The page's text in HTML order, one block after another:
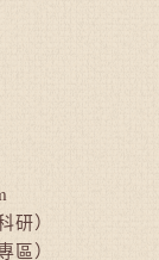
研）
區）